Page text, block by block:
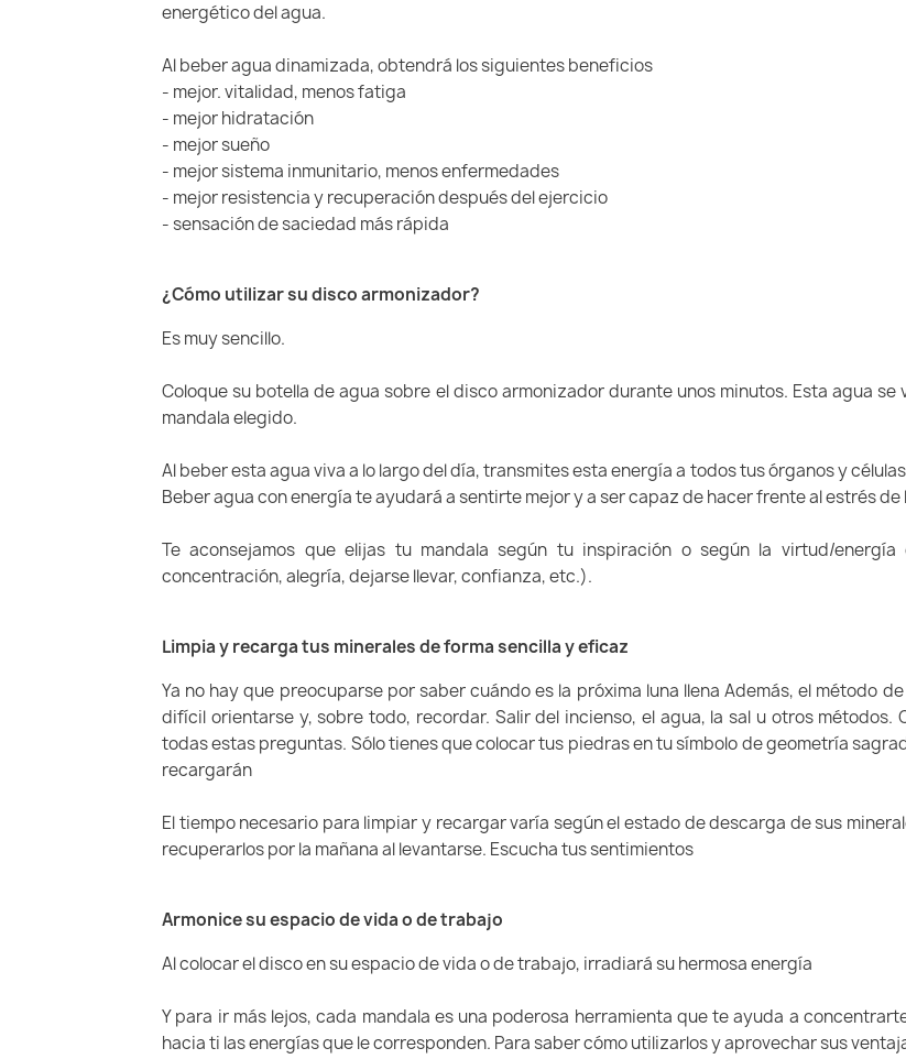
energético del agua.
Al beber agua dinamizada, obtendrá los siguientes beneficios
- mejor. vitalidad, menos fatiga
- mejor hidratación
- mejor sueño
- mejor sistema inmunitario, menos enfermedades
- mejor resistencia y recuperación después del ejercicio
- sensación de saciedad más rápida
¿Cómo utilizar su disco armonizador?
Es muy sencillo.
Coloque su botella de agua sobre el disco armonizador durante unos minutos. Esta agua
mandala elegido.
Al beber esta agua viva a lo largo del día, transmites esta energía a todos tus órganos y
Beber agua con energía te ayudará a sentirte mejor y a ser capaz de hacer frente al estrés
Te aconsejamos que elijas tu mandala según tu inspiración o según la virtud/
concentración, alegría, dejarse llevar, confianza, etc.).
Limpia y recarga tus minerales de forma sencilla y eficaz
Ya no hay que preocuparse por saber cuándo es la próxima luna llena Además, el método
difícil orientarse y, sobre todo, recordar. Salir del incienso, el agua, la sal u otros
todas estas preguntas. Sólo tienes que colocar tus piedras en tu símbolo de geometría
recargarán
El tiempo necesario para limpiar y recargar varía según el estado de descarga de sus
recuperarlos por la mañana al levantarse. Escucha tus sentimientos
Armonice su espacio de vida o de trabajo
Al colocar el disco en su espacio de vida o de trabajo, irradiará su hermosa energía
Y para ir más lejos, cada mandala es una poderosa herramienta que te ayuda a
hacia ti las energías que le corresponden. Para saber cómo utilizarlos y aprovechar sus